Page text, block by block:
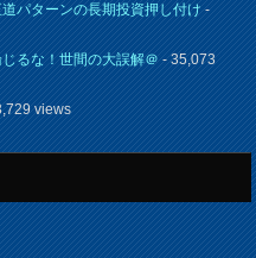
パターンの長期投資押し付け-
るな！世間の大誤解＠- 35,073
views